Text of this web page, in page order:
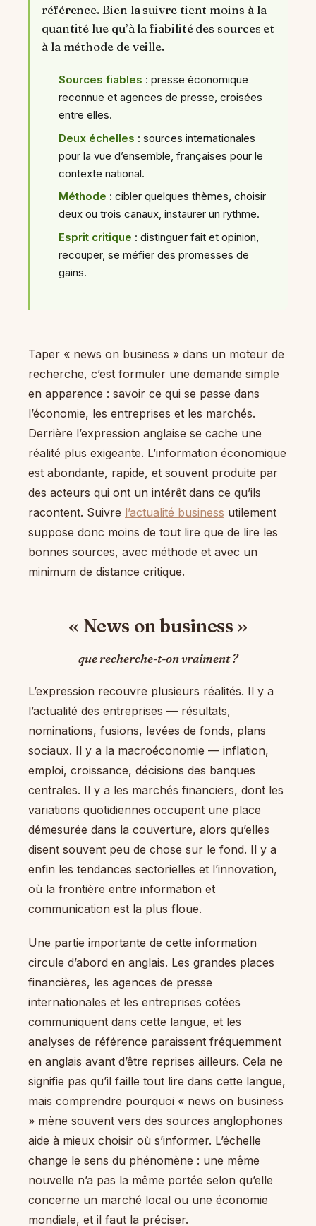
référence. Bien la suivre tient moins à la
quantité lue qu’à la fiabilité des sources et
à la méthode de veille.
Sources fiables : presse économique
reconnue et agences de presse, croisées
entre elles.
Deux échelles : sources internationales
pour la vue d’ensemble, françaises pour le
contexte national.
Méthode : cibler quelques thèmes, choisir
deux ou trois canaux, instaurer un rythme.
Esprit critique : distinguer fait et opinion,
recouper, se méfier des promesses de
gains.
Taper « news on business » dans un moteur de
recherche, c’est formuler une demande simple
en apparence : savoir ce qui se passe dans
l’économie, les entreprises et les marchés.
Derrière l’expression anglaise se cache une
réalité plus exigeante. L’information économique
est abondante, rapide, et souvent produite par
des acteurs qui ont un intérêt dans ce qu’ils
racontent. Suivre l’actualité business utilement
suppose donc moins de tout lire que de lire les
bonnes sources, avec méthode et avec un
minimum de distance critique.
« News on business »
que recherche-t-on vraiment ?
L’expression recouvre plusieurs réalités. Il y a
l’actualité des entreprises — résultats,
nominations, fusions, levées de fonds, plans
sociaux. Il y a la macroéconomie — inflation,
emploi, croissance, décisions des banques
centrales. Il y a les marchés financiers, dont les
variations quotidiennes occupent une place
démesurée dans la couverture, alors qu’elles
disent souvent peu de chose sur le fond. Il y a
enfin les tendances sectorielles et l’innovation,
où la frontière entre information et
communication est la plus floue.
Une partie importante de cette information
circule d’abord en anglais. Les grandes places
financières, les agences de presse
internationales et les entreprises cotées
communiquent dans cette langue, et les
analyses de référence paraissent fréquemment
en anglais avant d’être reprises ailleurs. Cela ne
signifie pas qu’il faille tout lire dans cette langue,
mais comprendre pourquoi « news on business
» mène souvent vers des sources anglophones
aide à mieux choisir où s’informer. L’échelle
change le sens du phénomène : une même
nouvelle n’a pas la même portée selon qu’elle
concerne un marché local ou une économie
mondiale, et il faut la préciser.